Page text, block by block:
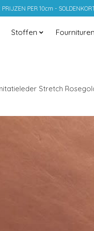
PER 10cm -
Stoffen Fournituren
Stretch